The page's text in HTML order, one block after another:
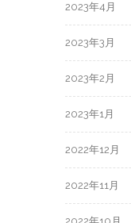
2023年4月
2023年3月
2023年2月
2023年1月
2022年12月
2022年11月